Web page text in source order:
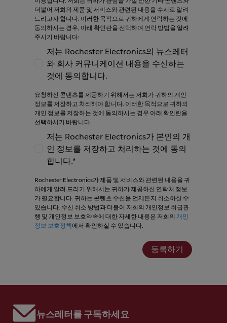
더불어 저희의 제품 및 서비스와 관련된 내용을 수시로 알려
드리고자 합니다. 이러한 목적으로 귀하에게 연락하는 것에
동의하시는 경우, 아래 확인란을 선택하여 연락 방법을 알려
주시기 바랍니다:
저는 Rochester Electronics의 뉴스레터와 회사
저는 Rochester Electronics의 뉴스레터
와 회사 커뮤니케이션 내용을 수신하는
것에 동의합니다.
요청하신 콘텐츠를 제공하기 위해서는 저희가 귀하의 개인
정보를 저장하고 처리해야 합니다. 이러한 목적으로 귀하의
개인 정보를 저장하는 것에 동의하시는 경우 아래 확인란을
선택하시기 바랍니다.
저는 Rochester Electronics가 본인의 개인 정보
저는 Rochester Electronics가 본인의 개
인 정보를 저장하고 처리하는 것에 동의
합니다.*
Rochester Electronics가 제품 및 서비스와 관련된 내용을 귀
하에게 알려 드리기 위해서는 귀하가 제공하신 연락처 정보
가 필요합니다. 귀하는 콘텐츠 수신을 언제든지 취소하실 수
있습니다. 수신 취소 방법과 더불어 저희의 개인정보 취급관
행 및 개인정보 보호약속에 대한 자세한 내용은 저희의 개인
정보 보호정책에서 확인하실 수 있습니다.
등록하기
뉴스레터를 구독하세요